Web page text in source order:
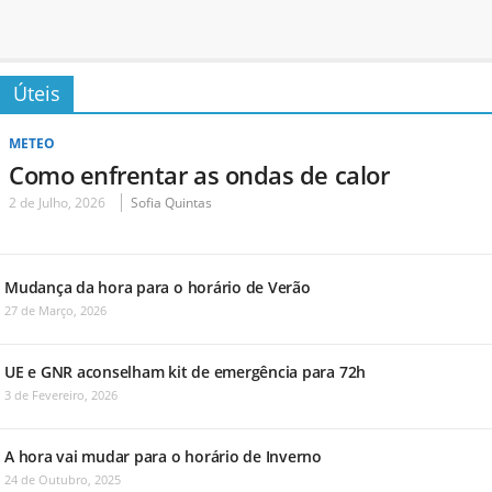
Úteis
METEO
Como enfrentar as ondas de calor
2 de Julho, 2026 Sofia Quintas
Mudança da hora para o horário de Verão
27 de Março, 2026
UE e GNR aconselham kit de emergência para 72h
3 de Fevereiro, 2026
A hora vai mudar para o horário de Inverno
24 de Outubro, 2025